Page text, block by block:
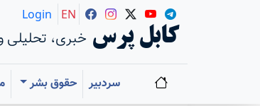
کابل پرس خبری، تحلیلی
Login EN
سردبیر حقوق بشر